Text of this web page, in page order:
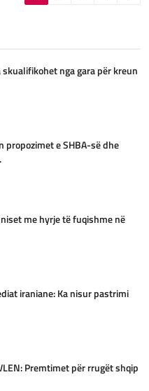
skualifikohet nga gara për kreun
propozimet e SHBA-së dhe
me hyrje të fuqishme në
iraniane: Ka nisur pastrimi
Premtimet për rrugët shqip